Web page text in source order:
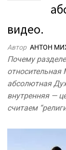
видео.
Автор АНТОН
Почему
относительная
абсолютная
внутренняя —
считаем